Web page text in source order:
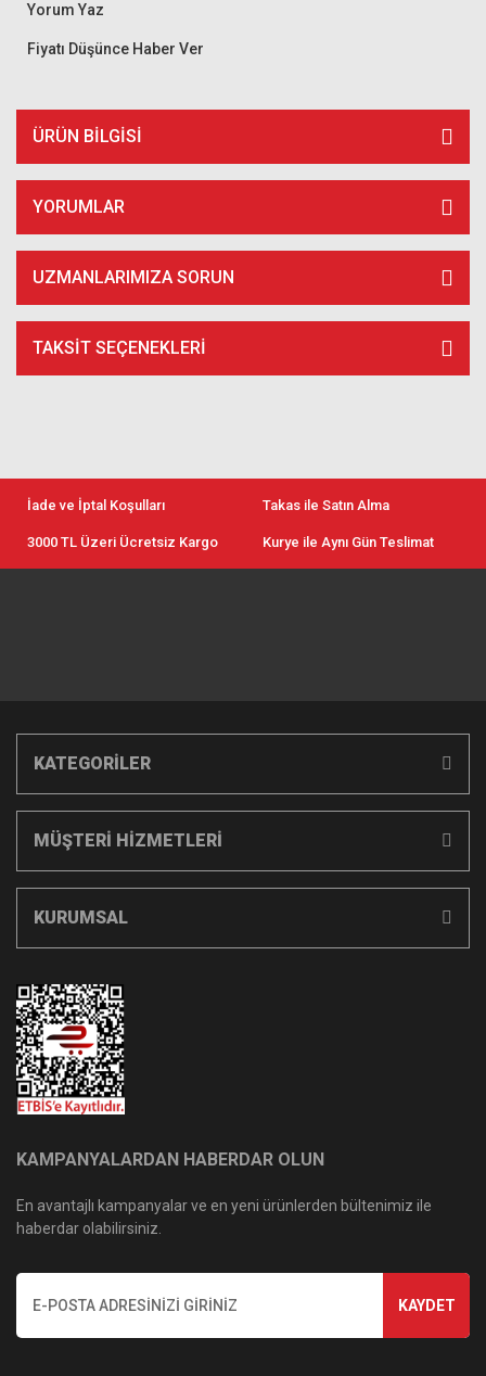
Yorum Yaz
Fiyatı Düşünce Haber Ver
ÜRÜN BILGISI
YORUMLAR
UZMANLARIMIZA SORUN
TAKSIT SEÇENEKLERI
İade ve İptal Koşulları Takas ile Satın Alma
3000 TL Üzeri Ücretsiz Kargo Kurye ile Aynı Gün Teslimat
KATEGORİLER
MÜŞTERİ HİZMETLERİ
KURUMSAL
KAMPANYALARDAN HABERDAR OLUN
En avantajlı kampanyalar ve en yeni ürünlerden bültenimiz ile
haberdar olabilirsiniz.
KAYDET